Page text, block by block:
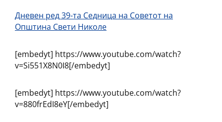
Дневен ред 39-та Седница на Советот на
Општина Свети Николе
[embedyt] https://www.youtube.com/watch?
v=Si551X8N0I8[/embedyt]
[embedyt] https://www.youtube.com/watch?
v=880frEdI8eY[/embedyt]